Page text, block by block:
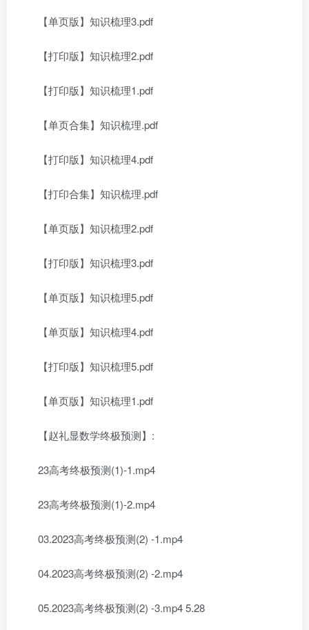
【单页版】知识梳理3.pdf
【打印版】知识梳理2.pdf
【打印版】知识梳理1.pdf
【单页合集】知识梳理.pdf
【打印版】知识梳理4.pdf
【打印合集】知识梳理.pdf
【单页版】知识梳理2.pdf
【打印版】知识梳理3.pdf
【单页版】知识梳理5.pdf
【单页版】知识梳理4.pdf
【打印版】知识梳理5.pdf
【单页版】知识梳理1.pdf
【赵礼显数学终极预测】:
23高考终极预测(1)-1.mp4
23高考终极预测(1)-2.mp4
03.2023高考终极预测(2) -1.mp4
04.2023高考终极预测(2) -2.mp4
05.2023高考终极预测(2) -3.mp4 5.28